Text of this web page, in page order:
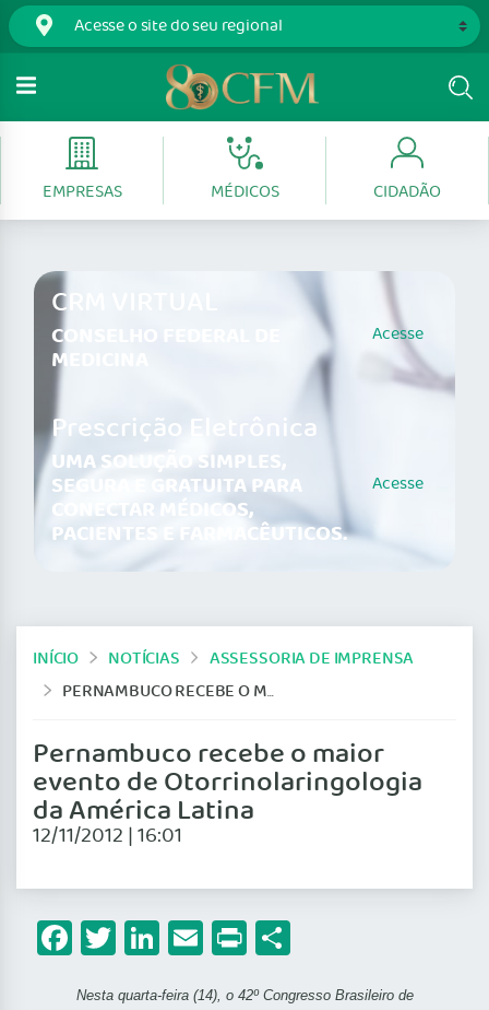
EMPRESAS MÉDICOS CIDADÃO
CRM VIRTUAL
CONSELHO FEDERAL DE
MEDICINA
Acesse
Prescrição Eletrônica
UMA SOLUÇÃO SIMPLES,
SEGURA E GRATUITA PARA
CONECTAR MÉDICOS,
PACIENTES E FARMACÊUTICOS.
Acesse
INÍCIO NOTÍCIAS
ASSESSORIA DE IMPRENSA
PERNAMBUCO RECEBE O MAIOR EVENTO DE OTORRINOLARINGOLOGIA DA AMÉRICA LATINA
Pernambuco recebe o maior
evento de Otorrinolaringologia
da América Latina
12/11/2012 | 16:01
Facebook
Twitter
LinkedIn
Email
Print
Nesta quarta-feira (14), o 42º Congresso Brasileiro de